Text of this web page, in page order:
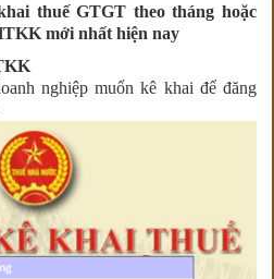
thuế GTGT theo tháng hoặc
mới nhất hiện nay
nghiệp muốn kê khai để đăng